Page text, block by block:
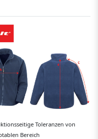
Toleranzen von
Bereich